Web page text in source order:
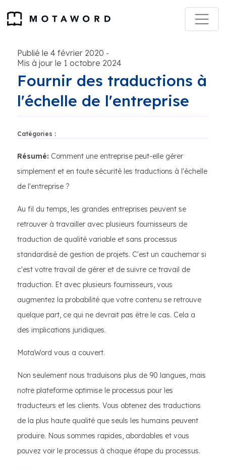
Publié le 4 février 2020 -
Mis à jour le 1 octobre 2024
Fournir des traductions à
l'échelle de l'entreprise
Catégories :
Résumé: Comment une entreprise peut-elle gérer
simplement et en toute sécurité les traductions à l'échelle
de l'entreprise ?
Au fil du temps, les grandes entreprises peuvent se
retrouver à travailler avec plusieurs fournisseurs de
traduction de qualité variable et sans processus
standardisé de gestion de projets. C'est un cauchemar si
c'est votre travail de gérer et de suivre ce travail de
traduction. Et avec plusieurs fournisseurs, vous
augmentez la probabilité que votre contenu se retrouve
quelque part, ce qui ne devrait pas être le cas. Cela a
des implications juridiques.
MotaWord vous a couvert.
Non seulement nous traduisons plus de 90 langues, mais
notre plateforme optimise le processus pour les
traducteurs et les clients. Vous obtenez des traductions
de la plus haute qualité que seuls les humains peuvent
produire. Nous sommes rapides, abordables et vous
pouvez voir le processus à chaque étape du processus.